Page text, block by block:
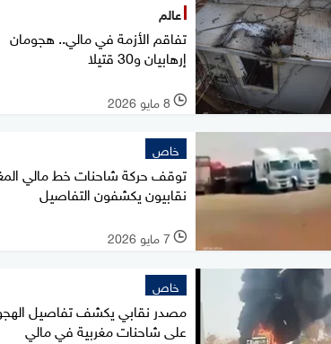
عالم
تفاقم الأزمة في مالي.. هجومان
إرهابيان و30 قتيلا
l 8 مايو 2026
خاص
توقف حركة شاحنات خط مالي
نقابيون يكشفون التفاصيل
l 7 مايو 2026
خاص
مصدر نقابي يكشف تفاصيل
على شاحنات مغربية في مالي